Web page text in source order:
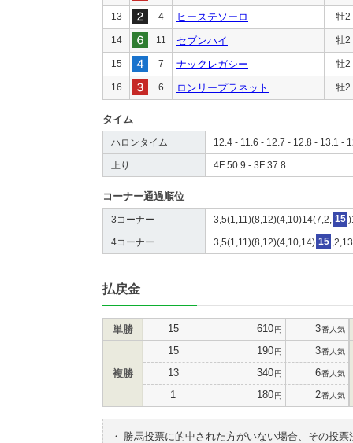
13 4 ヒーステソーロ 牡2
14 11 セブンハイ 牡2
15 7 ナックレガシー 牡2
16 6 ロンリープラネット 牡2
タイム
ハロンタイム 12.4 - 11.6 - 12.7 - 12.8 - 13.1 -
上り 4F 50.9 - 3F 37.8
コーナー通過順位
3コーナー 3,5(1,11)(8,12)(4,10)14(7,2, 15
4コーナー 3,5(1,11)(8,12)(4,10,14) 15
払戻金
単勝 15 610円 3番人気
複勝
15 190円 3番人気
13 340円 6番人気
1 180円 2番人気
・
勝馬投票に的中された方がいない場合、その投